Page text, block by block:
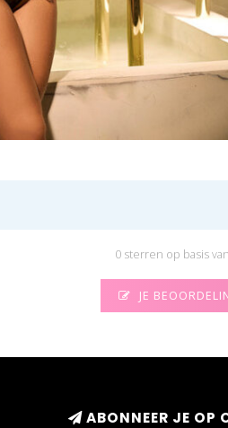
0 sterren op basis
JE
ABONNEER JE OP